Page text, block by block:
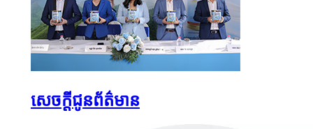
សេចក្តីជូនព័ត៌មាន